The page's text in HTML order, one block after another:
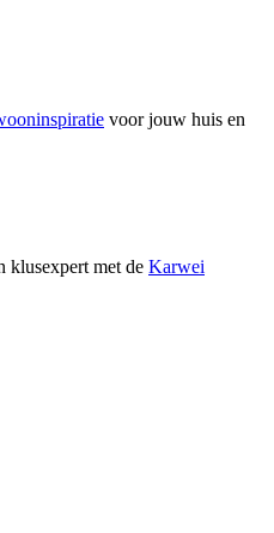
voor jouw huis en
klusexpert met de Karwei